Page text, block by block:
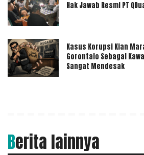
Hak Jawab Resmi PT
Kasus Korupsi Kian
Gorontalo Sebagai
Sangat Mendesak
Berita lainnya